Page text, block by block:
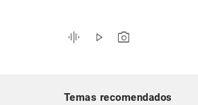
indicadores
económicos
graphic_eq play_arrow photo_camera
Temas recomendados